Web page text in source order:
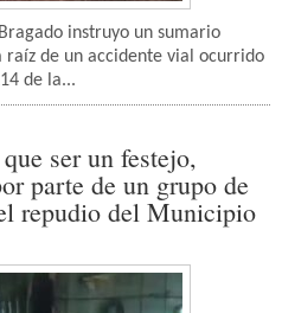
instruyo un sumario
raíz de un accidente vial ocurrido
de la...
ser un festejo,
parte de un grupo de
repudio del Municipio